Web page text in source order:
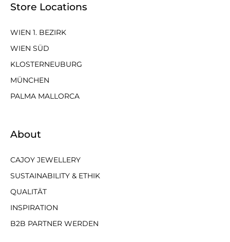
Store Locations
WIEN 1. BEZIRK
WIEN SÜD
KLOSTERNEUBURG
MÜNCHEN
PALMA MALLORCA
About
CAJOY JEWELLERY
SUSTAINABILITY & ETHIK
QUALITÄT
INSPIRATION
B2B PARTNER WERDEN